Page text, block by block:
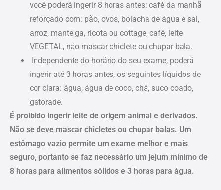
você poderá ingerir 8 horas antes: café da manhã
reforçado com: pão, ovos, bolacha de água e sal,
arroz, manteiga, ricota ou cottage, café, leite
VEGETAL, não mascar chiclete ou chupar bala.
Independente do horário do seu exame, poderá
ingerir até 3 horas antes, os seguintes líquidos de
cor clara: água, água de coco, chá, suco coado,
gatorade.
É proibido ingerir leite de origem animal e derivados.
Não se deve mascar chicletes ou chupar balas. Um
estômago vazio permite um exame melhor e mais
seguro, portanto se faz necessário um jejum mínimo de
8 horas para alimentos sólidos e 3 horas para água.